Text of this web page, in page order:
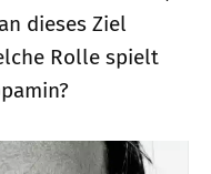
dieses Ziel
Rolle spielt